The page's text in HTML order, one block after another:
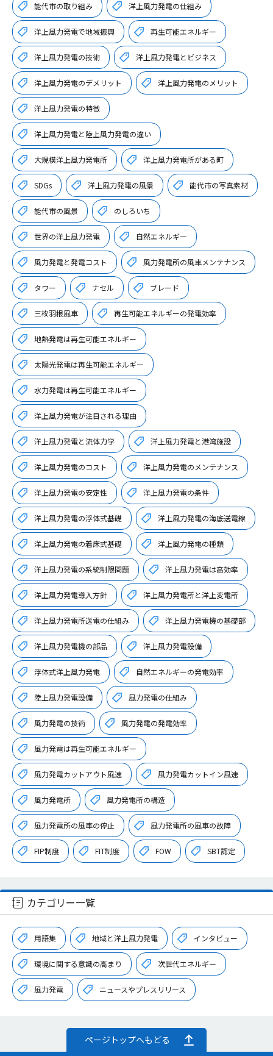
能代市の取り組み 洋上風力発電の仕組み
洋上風力発電で地域振興 再生可能エネルギー
洋上風力発電の技術 洋上風力発電とビジネス
洋上風力発電のデメリット 洋上風力発電のメリット
洋上風力発電の特徴
洋上風力発電と陸上風力発電の違い
大規模洋上風力発電所 洋上風力発電所がある町
SDGs 洋上風力発電の風景 能代市の写真素材
能代市の風景 のしろいち
世界の洋上風力発電 自然エネルギー
風力発電と発電コスト 風力発電所の風車メンテナンス
タワー ナセル ブレード
三枚羽根風車 再生可能エネルギーの発電効率
地熱発電は再生可能エネルギー
太陽光発電は再生可能エネルギー
水力発電は再生可能エネルギー
洋上風力発電が注目される理由
洋上風力発電と流体力学 洋上風力発電と港湾施設
洋上風力発電のコスト 洋上風力発電のメンテナンス
洋上風力発電の安定性 洋上風力発電の条件
洋上風力発電の浮体式基礎 洋上風力発電の海底送電線
洋上風力発電の着床式基礎 洋上風力発電の種類
洋上風力発電の系統制限問題 洋上風力発電は高効率
洋上風力発電導入方針 洋上風力発電所と洋上変電所
洋上風力発電所送電の仕組み 洋上風力発電機の基礎部
洋上風力発電機の部品 洋上風力発電設備
浮体式洋上風力発電 自然エネルギーの発電効率
陸上風力発電設備 風力発電の仕組み
風力発電の技術 風力発電の発電効率
風力発電は再生可能エネルギー
風力発電カットアウト風速 風力発電カットイン風速
風力発電所 風力発電所の構造
風力発電所の風車の停止 風力発電所の風車の故障
FIP制度 FIT制度 FOW SBT認定
カテゴリー一覧
用語集 地域と洋上風力発電 インタビュー
環境に関する意識の高まり 次世代エネルギー
風力発電 ニュースやプレスリリース
ページトップへもどる